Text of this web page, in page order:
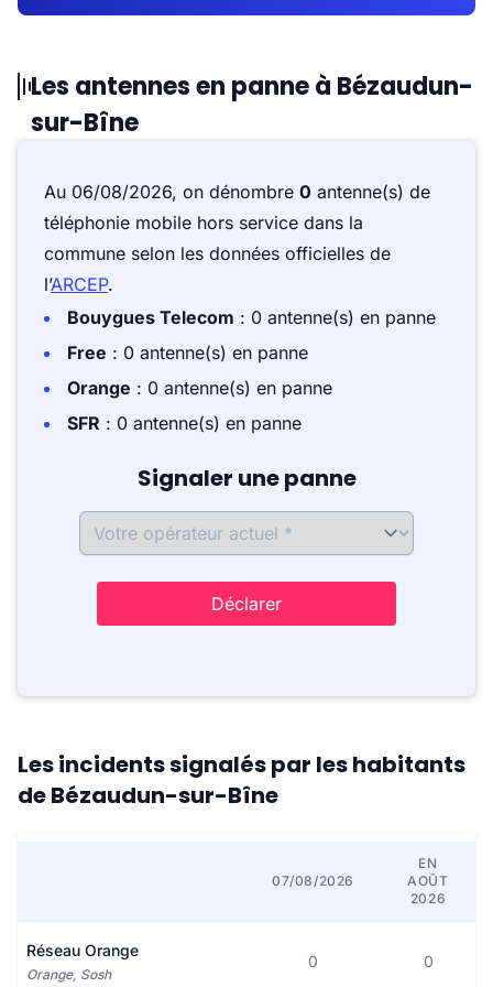
Les antennes en panne à Bézaudun-
sur-Bîne
Au 06/08/2026, on dénombre 0 antenne(s) de
téléphonie mobile hors service dans la
commune selon les données officielles de
l’ARCEP.
Bouygues Telecom : 0 antenne(s) en panne
Free : 0 antenne(s) en panne
Orange : 0 antenne(s) en panne
SFR : 0 antenne(s) en panne
Signaler une panne
Déclarer
Les incidents signalés par les habitants
de Bézaudun-sur-Bîne
07/08/2026
EN
AOÛT
2026
Réseau Orange
Orange, Sosh
0 0